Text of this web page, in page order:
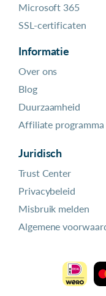
Microsoft 365
SSL-certificaten
Informatie
Over ons
Blog
Duurzaamheid
Affiliate programma
Juridisch
Trust Center
Privacybeleid
Misbruik melden
Algemene